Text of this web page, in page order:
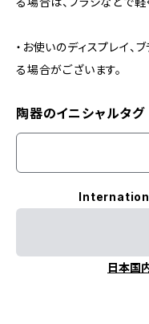
・お使いのディスプレイ、
る場合がございます。
陶器のイニシャルタグ
日本国